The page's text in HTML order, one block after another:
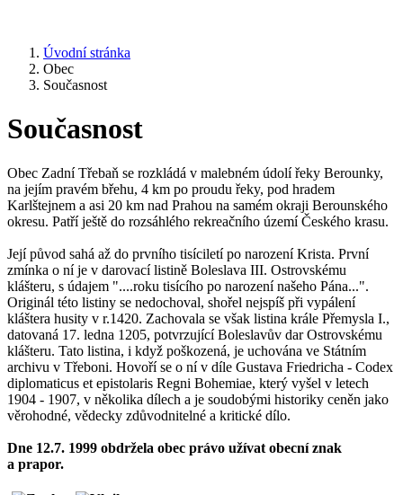
Úvodní stránka
Obec
Současnost
Současnost
Obec Zadní Třebaň se rozkládá v malebném údolí řeky Berounky,
na jejím pravém břehu, 4 km po proudu řeky, pod hradem
Karlštejnem a asi 20 km nad Prahou na samém okraji Berounského
okresu. Patří ještě do rozsáhlého rekreačního území Českého krasu.
Její původ sahá až do prvního tisíciletí po narození Krista. První
zmínka o ní je v darovací listině Boleslava III. Ostrovskému
klášteru, s údajem "....roku tisícího po narození našeho Pána...".
Originál této listiny se nedochoval, shořel nejspíš při vypálení
kláštera husity v r.1420. Zachovala se však listina krále Přemysla I.,
datovaná 17. ledna 1205, potvrzující Boleslavův dar Ostrovskému
klášteru. Tato listina, i když poškozená, je uchována ve Státním
archivu v Třeboni. Hovoří se o ní v díle Gustava Friedricha - Codex
diplomaticus et epistolaris Regni Bohemiae, který vyšel v letech
1904 - 1907, v několika dílech a je soudobými historiky ceněn jako
věrohodné, vědecky zdůvodnitelné a kritické dílo.
Dne 12.7. 1999 obdržela obec právo užívat obecní znak
a prapor.